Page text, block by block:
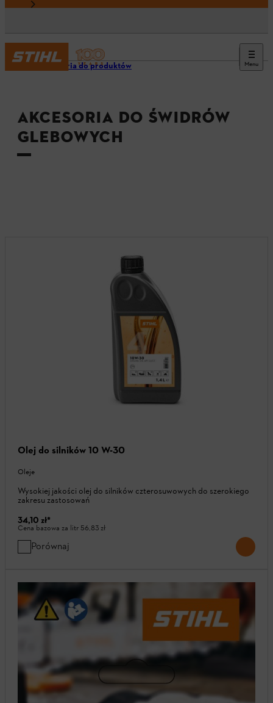
Menu
Akcesoria do produktów
AKCESORIA DO ŚWIDRÓW
GLEBOWYCH
Olej do silników 10 W-30
Oleje
Wysokiej jakości olej do silników czterosuwowych do szerokiego
zakresu zastosowań
34,10 zł*
Cena bazowa za litr56,83 zł
Porównaj